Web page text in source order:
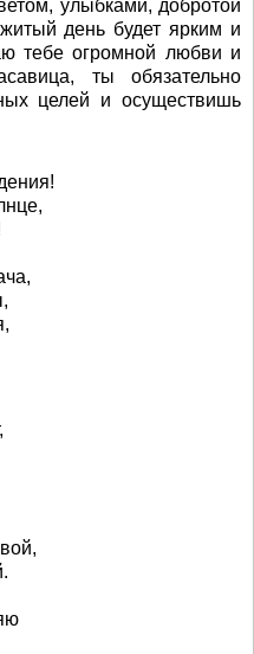
улыбками, добротой
день будет ярким и
тебе огромной любви и
ты обязательно
целей и осуществишь